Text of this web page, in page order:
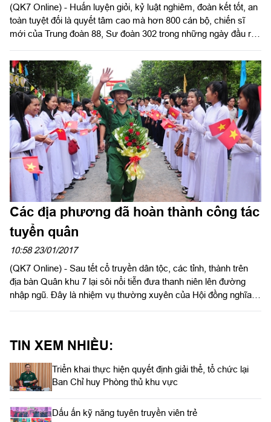
(QK7 Online) - Huấn luyện giỏi, kỷ luật nghiêm, đoàn kết tốt, an
toàn tuyệt đối là quyết tâm cao mà hơn 800 cán bộ, chiến sĩ
mới của Trung đoàn 88, Sư đoàn 302 trong những ngày đầu ra
được đặt ra của các cán bộ, chiến sĩ trong nhiệm vụ huấn luyện
lần này.
Các địa phương đã hoàn thành công tác
tuyển quân
10:58 23/01/2017
(QK7 Online) - Sau tết cổ truyền dân tộc, các tỉnh, thành trên
địa bàn Quân khu 7 lại sôi nổi tiễn đưa thanh niên lên đường
nhập ngũ. Đây là nhiệm vụ thường xuyên của Hội đồng nghĩa
chức Hội trại tòng quân và giao nhận quân tiễn thanh niên lên
đường bảo vệ Tổ quốc.
TIN XEM NHIỀU:
Triển khai thực hiện quyết định giải thể, tổ chức lại
Ban Chỉ huy Phòng thủ khu vực
Dấu ấn kỹ năng tuyên truyền viên trẻ